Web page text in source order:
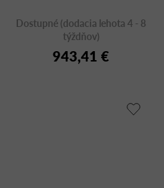
Dostupné (dodacia lehota 4 - 8
týždňov)
943,41 €